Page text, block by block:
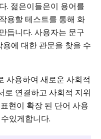
. 젊은이들은이 용어를
용할 테스트를 통해 화
듭니다. 사용자는 문구
에 대한 관문을 찾을 수
사용하여 새로운 사회적
로 연결하고 사회적 지위
현이 확장 된 단어 사용
있게합니다.